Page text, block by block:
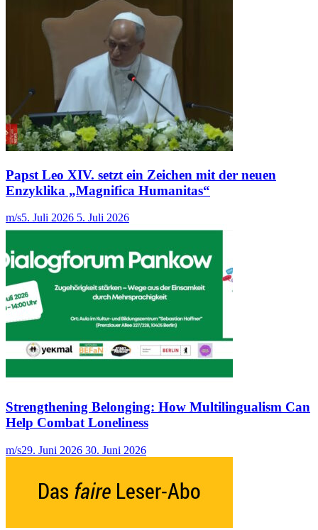
Papst Leo XIV. setzt ein Zeichen mit der neuen
Enzyklika „Magnifica Humanitas“
m/s5. Juli 2026 5. Juli 2026
Strengthening Belonging: How Multilingualism Can
Help Combat Loneliness
m/s29. Juni 2026 30. Juni 2026